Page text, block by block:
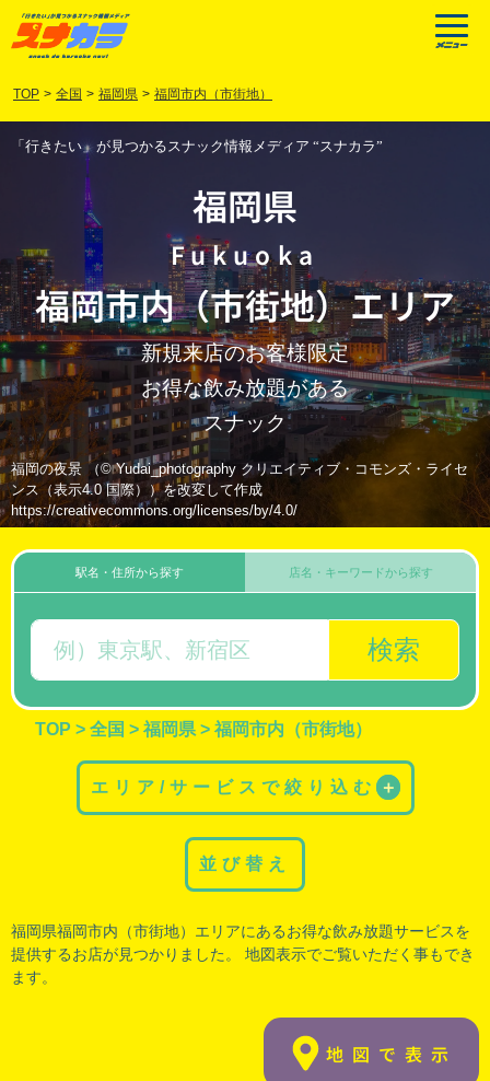
TOP > 全国 > 福岡県 > 福岡市内（市街地）
「行きたい」が見つかるスナック情報メディア “スナカラ”
福岡県
Fukuoka
福岡市内（市街地）エリア
新規来店のお客様限定
お得な飲み放題がある
スナック
福岡の夜景 （© Yudai_photography クリエイティブ・コモンズ・ライセ
ンス（表示4.0 国際））を改変して作成
https://creativecommons.org/licenses/by/4.0/
駅名・住所から探す
検索
店名・キーワードから探す
TOP > 全国 > 福岡県 > 福岡市内（市街地）
エリア/サービスで絞り込む ＋
並び替え
福岡県福岡市内（市街地） エリアにあるお得な飲み放題サービスを
提供するお店が見つかりました。 地図表示でご覧いただく事もでき
ます。
地図で表示